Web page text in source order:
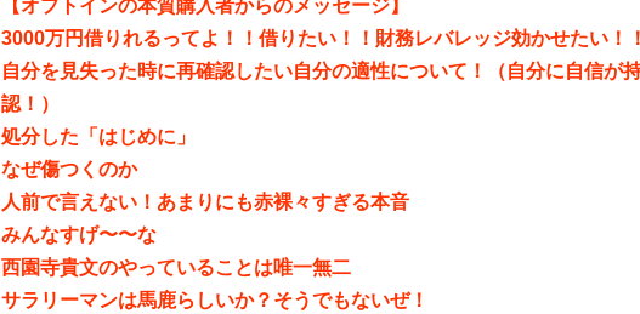
【オプトインの本質購入者からのメッセージ】
3000万円借りれるってよ！！借りたい！！財務レバレッジ効かせたい！
自分を見失った時に再確認したい自分の適性について！（自分に自信が
認！）
処分した「はじめに」
なぜ傷つくのか
人前で言えない！あまりにも赤裸々すぎる本音
みんなすげ〜〜な
西園寺貴文のやっていることは唯一無二
サラリーマンは馬鹿らしいか？そうでもないぜ！